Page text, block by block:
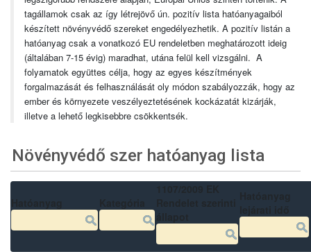
tagállamok csak az így létrejövő ún. pozitív lista hatóanyagaiból
készített növényvédő szereket engedélyezhetik. A pozitív listán a
hatóanyag csak a vonatkozó EU rendeletben meghatározott ideig
(általában 7-15 évig) maradhat, utána felül kell vizsgálni. A
folyamatok együttes célja, hogy az egyes készítmények
forgalmazását és felhasználását oly módon szabályozzák, hogy az
ember és környezete veszélyeztetésének kockázatát kizárják,
illetve a lehető legkisebbre csökkentsék.
Növényvédő szer hatóanyag lista